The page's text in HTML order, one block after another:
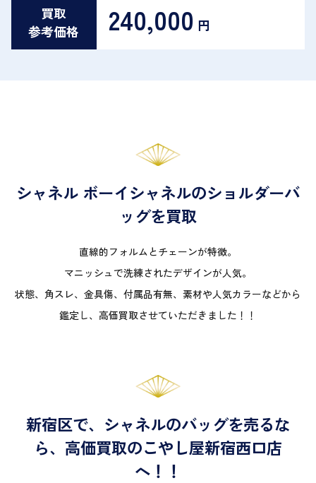
買取
参考価格
240,000 円
シャネル ボーイシャネルのショルダーバ
ッグを買取
直線的フォルムとチェーンが特徴。
マニッシュで洗練されたデザインが人気。
状態、角スレ、金具傷、付属品有無、素材や人気カラーなどから
鑑定し、高価買取させていただきました！！
新宿区で、シャネルのバッグを売るな
ら、高価買取のこやし屋新宿西口店
へ！！